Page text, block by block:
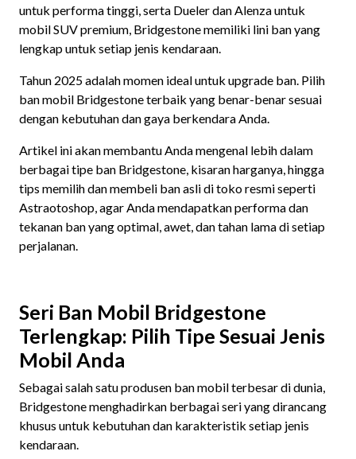
untuk performa tinggi, serta Dueler dan Alenza untuk
mobil SUV premium, Bridgestone memiliki lini ban yang
lengkap untuk setiap jenis kendaraan.
Tahun 2025 adalah momen ideal untuk upgrade ban. Pilih
ban mobil Bridgestone terbaik yang benar-benar sesuai
dengan kebutuhan dan gaya berkendara Anda.
Artikel ini akan membantu Anda mengenal lebih dalam
berbagai tipe ban Bridgestone, kisaran harganya, hingga
tips memilih dan membeli ban asli di toko resmi seperti
Astraotoshop, agar Anda mendapatkan performa dan
tekanan ban yang optimal, awet, dan tahan lama di setiap
perjalanan.
Seri Ban Mobil Bridgestone
Terlengkap: Pilih Tipe Sesuai Jenis
Mobil Anda
Sebagai salah satu produsen ban mobil terbesar di dunia,
Bridgestone menghadirkan berbagai seri yang dirancang
khusus untuk kebutuhan dan karakteristik setiap jenis
kendaraan.